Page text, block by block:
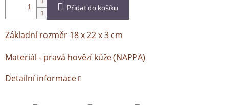
Přidat do košíku
Základní rozměr 18 x 22 x 3 cm
Materiál - pravá hovězí kůže (NAPPA)
Detailní informace